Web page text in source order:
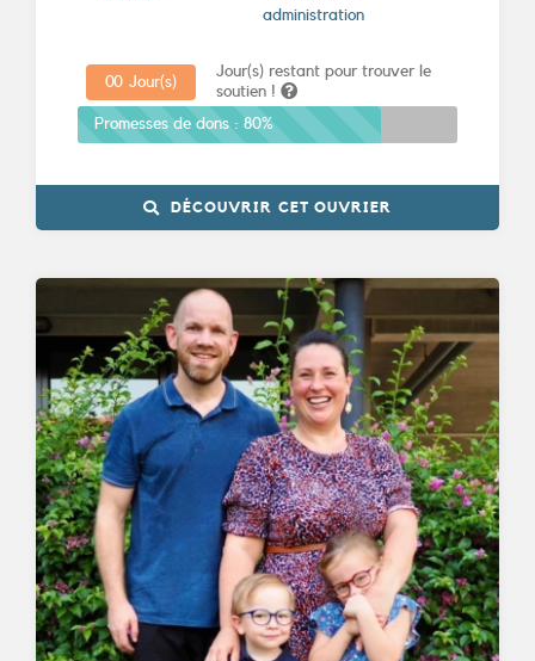
administration
Jour(s) restant pour trouver le
soutien !
00 Jour(s)
Promesses de dons : 80%
DÉCOUVRIR CET OUVRIER